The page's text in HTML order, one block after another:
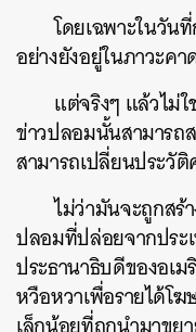
โดยเฉพาะในวัน
อย่างยังอยู่ในภาวะค
แต่จริงๆ แล้วไม่
ข่าวปลอมนั้นสามารถ
สามารถเปลี่ยนประวั
ไม่ว่ามันจะถูกสร้
ปลอมที่ปล่อยจากประ
ประธานาธิบดีของอเ
หวือหวาเพื่อรายได้โ